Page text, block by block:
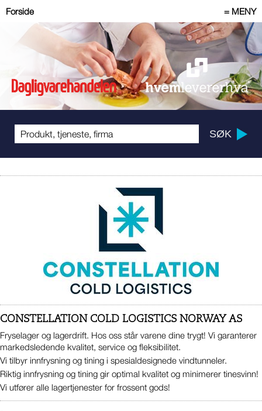
Forside = MENY
CONSTELLATION COLD LOGISTICS NORWAY AS
Fryselager og lagerdrift. Hos oss står varene dine trygt! Vi garanterer
markedsledende kvalitet, service og fleksibilitet.
Vi tilbyr innfrysning og tining i spesialdesignede vindtunneler.
Riktig innfrysning og tining gir optimal kvalitet og minimerer tinesvinn!
Vi utfører alle lagertjenester for frossent gods!